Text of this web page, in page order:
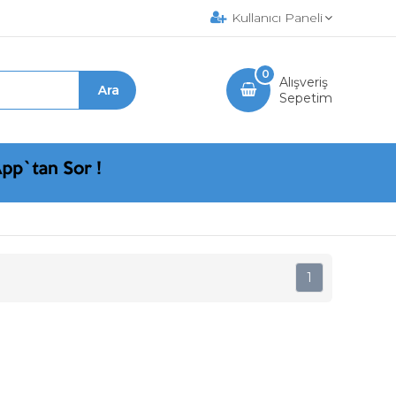
Kullanıcı Paneli
Alışveriş
Sepetim
0
1